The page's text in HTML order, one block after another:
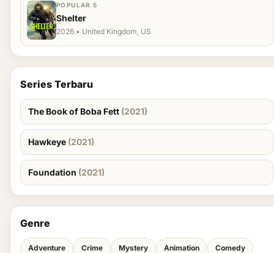
POPULAR 5
Shelter
2026 • United Kingdom, US
Series Terbaru
The Book of Boba Fett (2021)
Hawkeye (2021)
Foundation (2021)
Genre
Adventure Crime Mystery Animation Comedy